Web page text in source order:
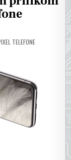
TELEFONE